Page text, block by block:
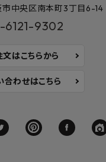
市中央区南本町3丁目6-14
9302
文はこちらから
合わせはこちら